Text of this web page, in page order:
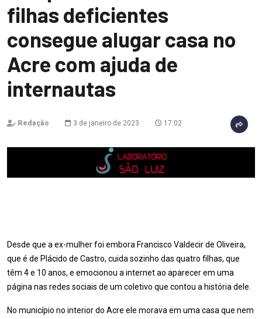
filhas deficientes
consegue alugar casa no
Acre com ajuda de
internautas
Redação 3 de janeiro de 2023 17:02
Desde que a ex-mulher foi embora Francisco Valdecir de Oliveira,
que é de Plácido de Castro, cuida sozinho das quatro filhas, que
têm 4 e 10 anos, e emocionou a internet ao aparecer em uma
página nas redes sociais de um coletivo que contou a história dele.
No município no interior do Acre ele morava em uma casa que nem